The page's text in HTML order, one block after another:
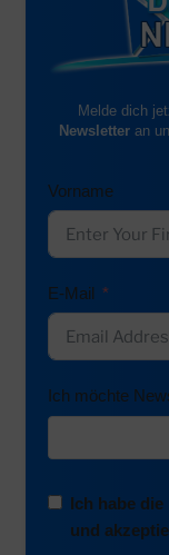
Melde dich
Newsletteran
Vorname
E-Mail
Ich möchte
Ich habe
und